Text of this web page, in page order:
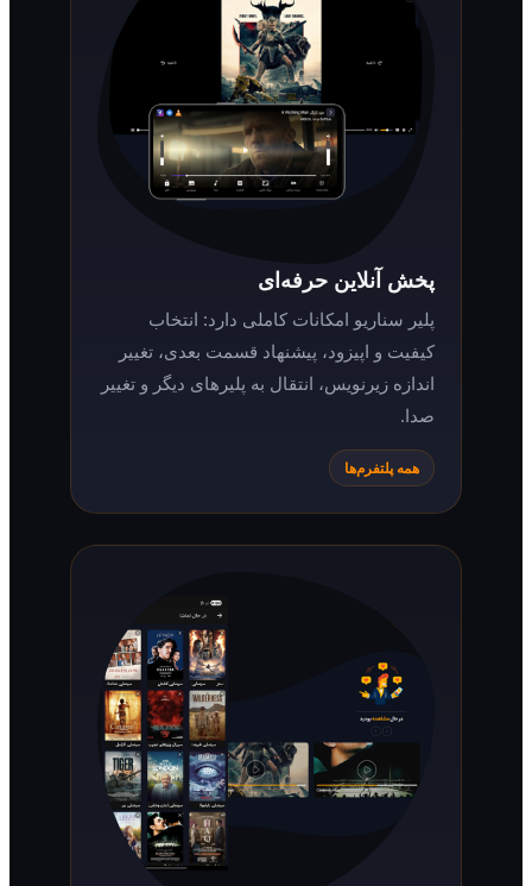
پخش آنلاین حرفه‌ای
پلیر سناریو امکانات کاملی دارد: انتخاب
کیفیت و اپیزود، پیشنهاد قسمت بعدی، تغییر
اندازه زیرنویس، انتقال به پلیرهای دیگر و تغییر
همه پلتفرم‌ها